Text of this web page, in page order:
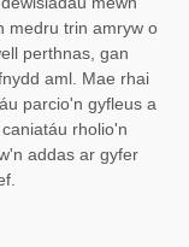
medru trin amryw o
perthnas, gan
aml. Mae rhai
parcio'n gyfleus a
rholio'n
addas ar gyfer